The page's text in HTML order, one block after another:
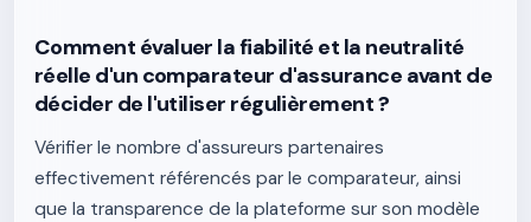
Comment évaluer la fiabilité et la neutralité
réelle d'un comparateur d'assurance avant de
décider de l'utiliser régulièrement ?
Vérifier le nombre d'assureurs partenaires
effectivement référencés par le comparateur, ainsi
que la transparence de la plateforme sur son modèle